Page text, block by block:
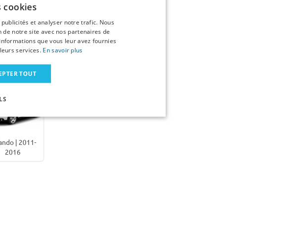
94,00
6-8
Disponible
sur stock
liées
| 2011-
2016
cookies
et analyser notre trafic. Nous
notre site avec nos partenaires de
que vous leur avez fournies
services. En savoir plus
TOUT